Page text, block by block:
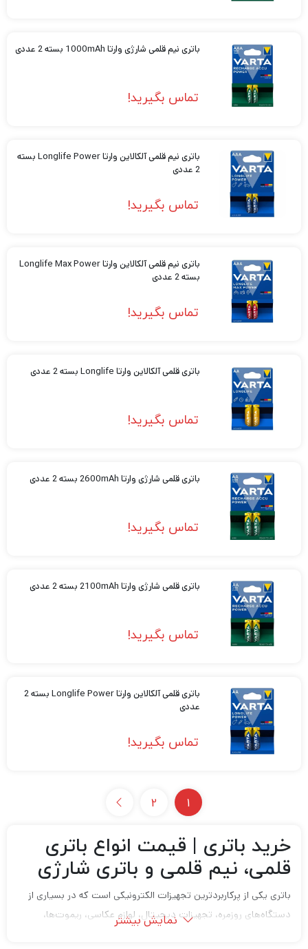
باتری نیم قلمی شارژی وارتا 1000mAh بسته 2 عددی
تماس بگیرید!
باتری نیم قلمی آلکالاین وارتا Longlife Power بسته
2 عددی
تماس بگیرید!
باتری نیم قلمی آلکالاین وارتا Longlife Max Power
بسته 2 عددی
تماس بگیرید!
باتری قلمی آلکالاین وارتا Longlife بسته 2 عددی
تماس بگیرید!
باتری قلمی شارژی وارتا 2600mAh بسته 2 عددی
تماس بگیرید!
باتری قلمی شارژی وارتا 2100mAh بسته 2 عددی
تماس بگیرید!
باتری قلمی آلکالاین وارتا Longlife Power بسته 2
عددی
تماس بگیرید!
1
2
خرید باتری | قیمت انواع باتری
قلمی، نیم قلمی و باتری شارژی
باتری یکی از پرکاربردترین تجهیزات الکترونیکی است که در بسیاری از
دستگاه‌های روزمره، تجهیزات دیجیتال، لوازم عکاسی، ریموت‌ها،
نمایش بیشتر